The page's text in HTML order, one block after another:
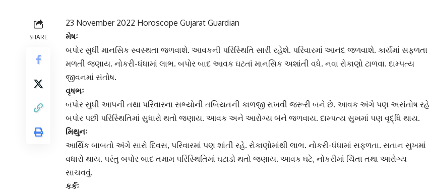
SHARE
23 November 2022 Horoscope Gujarat Guardian
મેષઃ
બપોર સુધી માનસિક સ્વસ્થતા જળવાશે. આવકની પરિસ્થિતિ સારી રહેશે. પરિવારમાં આનંદ જળવાશે. કાર્યમાં સફળતા
મળતી જણાય. નોકરી-ધંધામાં લાભ. બપોર બાદ આવક ઘટતાં માનસિક અશાંતી વધે. નવા રોકાણો ટાળવા. દામ્પત્ય
જીવનમાં સંતોષ.
વૃષભઃ
બપોર સુધી આપની તથા પરિવારના સભ્યોની તબિયતની કાળજી રાખવી જરૂરી બને છે. આવક અંગે પણ અસંતોષ
બપોર પછી પરિસ્થિતિમાં સુધારો થતો જણાય. આવક અને આરોગ્ય બંને જળવાય. દામ્પત્ય સુખમાં પણ વૃદ્ધિ થાય.
મિથુનઃ
આર્થિક બાબતો અંગે સારો દિવસ, પરિવારમાં પણ શાંતી રહે. રોકાણોમાંથી લાભ. નોકરી-ધંધામાં સફળતા. સતાન સુખમાં
વધારો થાય. પરંતુ બપોર બાદ તમામ પરિસ્થિતિમાં ઘટાડો થતો જણાય. આવક ઘટે, નોકરીમાં ચિંતા તથા આરોગ્ય
સાચવવું.
કર્કઃ